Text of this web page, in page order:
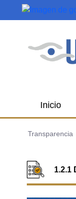
Saltar al contenido
Inicio
Transparencia
1.2.1